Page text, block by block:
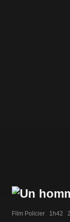
Film Policier   1h42